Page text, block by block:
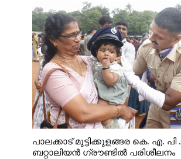
പാലക്കാട് മുട്ടിക്കുളങ്ങര കെ. എ. പി .
ബറ്റാലിയൻ ഗ്രൗണ്ടിൽ പരിശീലനം